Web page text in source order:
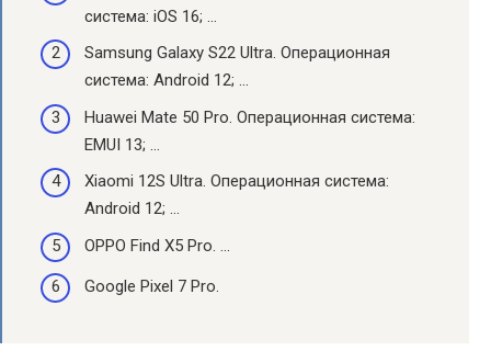
система: iOS 16; …
Samsung Galaxy S22 Ultra. Операционная
система: Android 12; …
Huawei Mate 50 Pro. Операционная система:
EMUI 13; …
Xiaomi 12S Ultra. Операционная система:
Android 12; …
OPPO Find X5 Pro. …
Google Pixel 7 Pro.